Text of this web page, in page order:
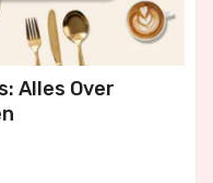
Alles Over